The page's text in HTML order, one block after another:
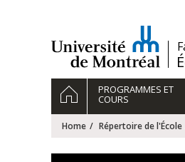
/
Navigation
principale
HOMEPROGRAMMES ET
COURS
Home Répertoire de l'École